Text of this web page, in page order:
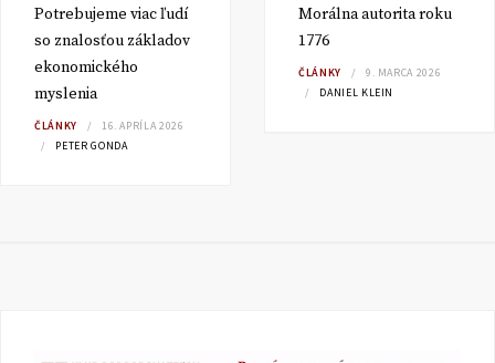
Potrebujeme viac ľudí
so znalosťou základov
ekonomického
myslenia
ČLÁNKY
16. APRÍLA 2026
PETER GONDA
Morálna autorita roku
1776
ČLÁNKY
9. MARCA 2026
DANIEL KLEIN